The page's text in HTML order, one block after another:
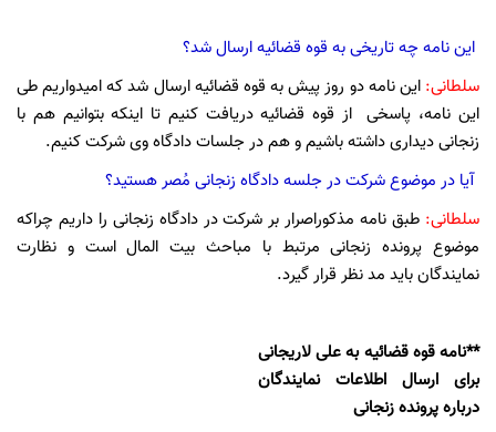
این نامه چه تاریخی به قوه قضائیه ارسال شد؟
سلطانی: این نامه دو روز پیش به قوه قضائیه ارسال شد که امیدواریم طی
این نامه، پاسخی از قوه قضائیه دریافت کنیم تا اینکه بتوانیم هم با
زنجانی دیداری داشته باشیم و هم در جلسات دادگاه وی شرکت کنیم.
آیا در موضوع شرکت در جلسه دادگاه زنجانی مُصر هستید؟
سلطانی: طبق نامه مذکوراصرار بر شرکت در دادگاه زنجانی را داریم چراکه
موضوع پرونده زنجانی مرتبط با مباحث بیت المال است و نظارت
نمایندگان باید مد نظر قرار گیرد.
**نامه قوه قضائیه به علی لاریجانی
برای ارسال اطلاعات نمایندگان
درباره پرونده زنجانی